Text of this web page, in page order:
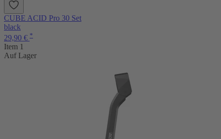
CUBE ACID Pro 30 Set
black
29,90 € *
Item 1
Auf Lager